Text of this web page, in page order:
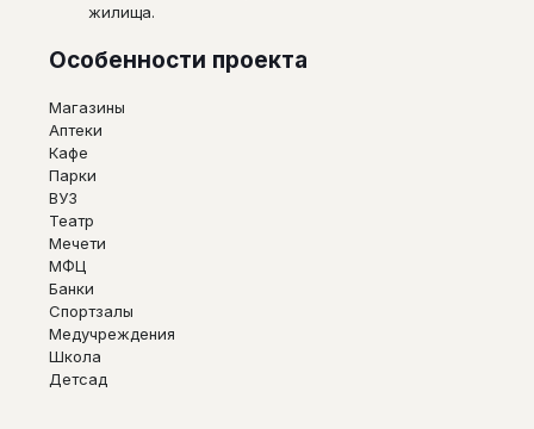
жилища.
Особенности проекта
Магазины
Аптеки
Кафе
Парки
ВУЗ
Театр
Мечети
МФЦ
Банки
Спортзалы
Медучреждения
Школа
Детсад